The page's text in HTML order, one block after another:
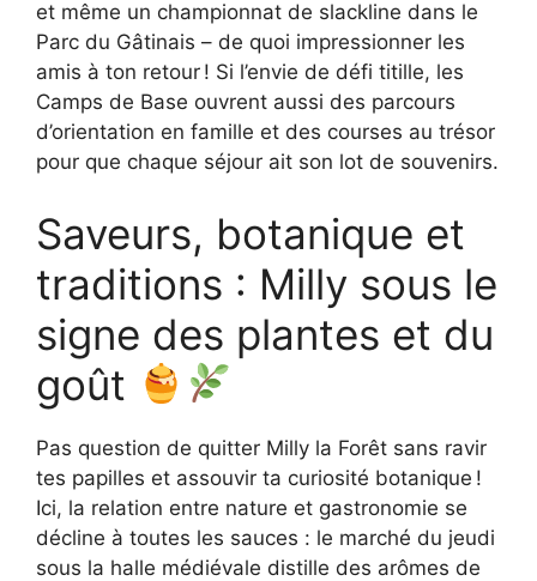
et même un championnat de slackline dans le
Parc du Gâtinais – de quoi impressionner les
amis à ton retour ! Si l’envie de défi titille, les
Camps de Base ouvrent aussi des parcours
d’orientation en famille et des courses au trésor
pour que chaque séjour ait son lot de souvenirs.
Saveurs, botanique et
traditions : Milly sous le
signe des plantes et du
goût
Pas question de quitter Milly la Forêt sans ravir
tes papilles et assouvir ta curiosité botanique !
Ici, la relation entre nature et gastronomie se
décline à toutes les sauces : le marché du jeudi
sous la halle médiévale distille des arômes de